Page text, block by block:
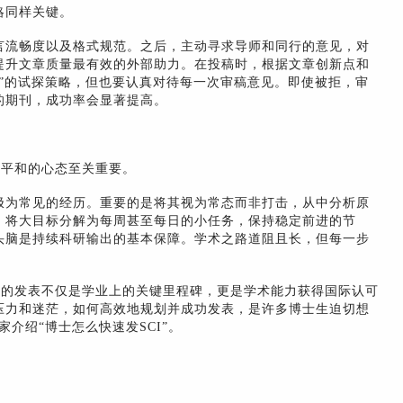
样关键。
畅度以及格式规范。之后，主动寻求导师和同行的意见，对
文章质量最有效的外部助力。在投稿时，根据文章创新点和
的试探策略，但也要认真对待每一次审稿意见。即使被拒，审
刊，成功率会显著提高。
和的心态至关重要。
常见的经历。重要的是将其视为常态而非打击，从中分析原
大目标分解为每周甚至每日的小任务，保持稳定前进的节
是持续科研输出的基本保障。学术之路道阻且长，但每一步
发表不仅是学业上的关键里程碑，更是学术能力获得国际认可
和迷茫，如何高效地规划并成功发表，是许多博士生迫切想
绍“博士怎么快速发SCI”。